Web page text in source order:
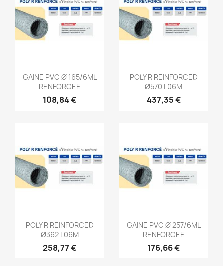
Aperçu rapide
GAINE PVC Ø 165/6ML
RENFORCEE
108,84 €
Aperçu rapide
POLY R REINFORCED
Ø570 L06M
437,35 €
Aperçu rapide
POLY R REINFORCED
Ø362 L06M
258,77 €
Aperçu rapide
GAINE PVC Ø 257/6ML
RENFORCEE
176,66 €